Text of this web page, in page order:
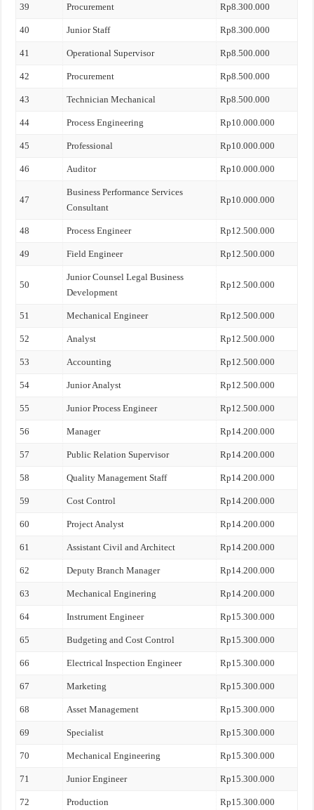
39 Procurement Rp8.300.000
40 Junior Staff Rp8.300.000
41 Operational Supervisor Rp8.500.000
42 Procurement Rp8.500.000
43 Technician Mechanical Rp8.500.000
44 Process Engineering Rp10.000.000
45 Professional Rp10.000.000
46 Auditor Rp10.000.000
47
Business Performance Services
Consultant
Rp10.000.000
48 Process Engineer Rp12.500.000
49 Field Engineer Rp12.500.000
50
Junior Counsel Legal Business
Development
Rp12.500.000
51 Mechanical Engineer Rp12.500.000
52 Analyst Rp12.500.000
53 Accounting Rp12.500.000
54 Junior Analyst Rp12.500.000
55 Junior Process Engineer Rp12.500.000
56 Manager Rp14.200.000
57 Public Relation Supervisor Rp14.200.000
58 Quality Management Staff Rp14.200.000
59 Cost Control Rp14.200.000
60 Project Analyst Rp14.200.000
61 Assistant Civil and Architect Rp14.200.000
62 Deputy Branch Manager Rp14.200.000
63 Mechanical Enginering Rp14.200.000
64 Instrument Engineer Rp15.300.000
65 Budgeting and Cost Control Rp15.300.000
66 Electrical Inspection Engineer Rp15.300.000
67 Marketing Rp15.300.000
68 Asset Management Rp15.300.000
69 Specialist Rp15.300.000
70 Mechanical Engineering Rp15.300.000
71 Junior Engineer Rp15.300.000
72 Production Rp15.300.000